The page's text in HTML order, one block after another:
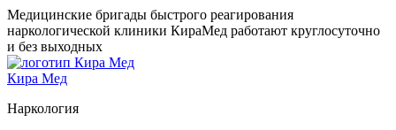
Медицинские бригады быстрого реагирования
наркологической клиники КираМед работают круглосуточно
и без выходных
Кира Мед
Наркология